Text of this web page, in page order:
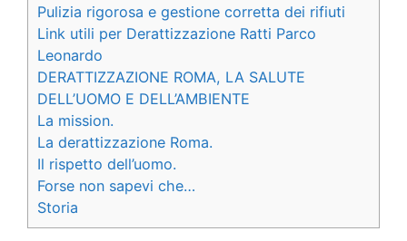
Pulizia rigorosa e gestione corretta dei rifiuti
Link utili per Derattizzazione Ratti Parco
Leonardo
DERATTIZZAZIONE ROMA, LA SALUTE
DELL’UOMO E DELL’AMBIENTE
La mission.
La derattizzazione Roma.
Il rispetto dell’uomo.
Forse non sapevi che…
Storia